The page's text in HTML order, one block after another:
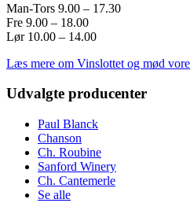
Man-Tors 9.00 – 17.30
Fre 9.00 – 18.00
Lør 10.00 – 14.00
Læs mere om Vinslottet og mød
Udvalgte producenter
Paul Blanck
Chanson
Ch. Roubine
Sanford Winery
Ch. Cantemerle
Se alle